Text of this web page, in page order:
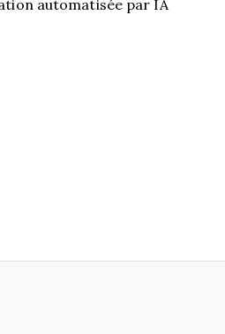
automatisée par IA